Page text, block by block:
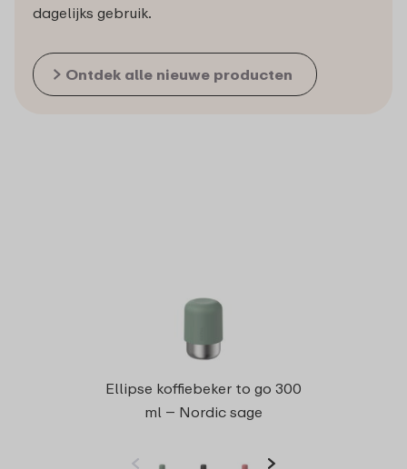
dagelijks gebruik.
Ontdek alle nieuwe producten
Ellipse koffiebeker to go 300
ml – Nordic sage